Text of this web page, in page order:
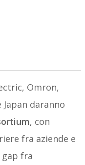
Omron,
Japan daranno
, con
fra aziende e
fra